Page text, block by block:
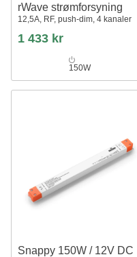
rWave strømforsyning
12,5A, RF, push-dim, 4 kanaler
1 433 kr
150W
Snappy 150W / 12V DC